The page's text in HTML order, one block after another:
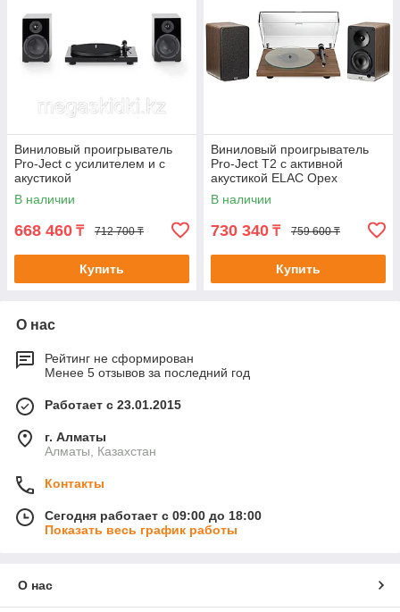
Виниловый проигрыватель
Pro-Ject с усилителем и с
акустикой
В наличии
668 460 ₸ 712 700 ₸
Купить
Виниловый проигрыватель
Pro-Ject T2 с активной
акустикой ELAC Орех
В наличии
730 340 ₸ 759 600 ₸
Купить
О нас
Рейтинг не сформирован
Менее 5 отзывов за последний год
Работает с 23.01.2015
г. Алматы
Алматы, Казахстан
Контакты
Сегодня работает с 09:00 до 18:00
Показать весь график работы
О нас